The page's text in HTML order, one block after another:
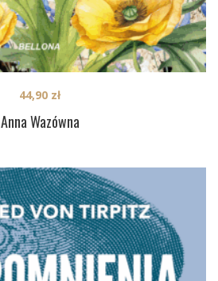
Anna Wazówna
44,90 zł